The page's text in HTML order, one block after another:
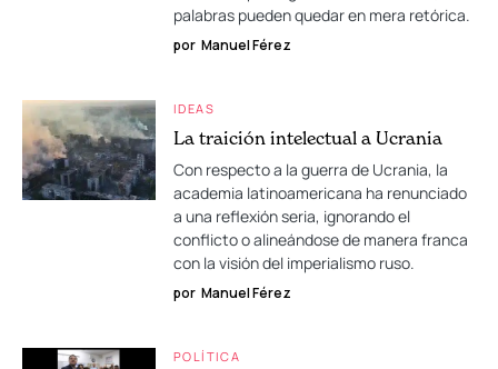
palabras pueden quedar en mera retórica.
por Manuel Férez
IDEAS
La traición intelectual a Ucrania
Con respecto a la guerra de Ucrania, la
academia latinoamericana ha renunciado
a una reflexión seria, ignorando el
conflicto o alineándose de manera franca
con la visión del imperialismo ruso.
por Manuel Férez
POLÍTICA